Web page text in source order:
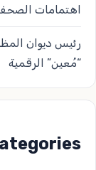
​اهتمامات
رئيس ديوان
“مُعين” الرقمية